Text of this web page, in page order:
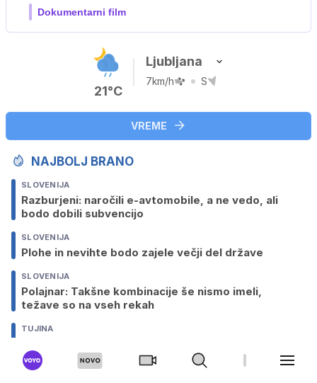
V živo na VOYO: sreda ob 20.30
21°C
Ljubljana
7km/h S
VREME
NAJBOLJ BRANO
SLOVENIJA
Razburjeni: naročili e-avtomobile, a ne vedo, ali
bodo dobili subvencijo
SLOVENIJA
Plohe in nevihte bodo zajele večji del države
SLOVENIJA
Polajnar: Takšne kombinacije še nismo imeli,
težave so na vseh rekah
TUJINA
v Nemčijo